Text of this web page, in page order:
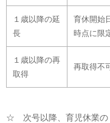
１歳以降の延
長
育休開始
時点に限
１歳以降の再
取得
再取得不
☆ 次号以降、育児休業の